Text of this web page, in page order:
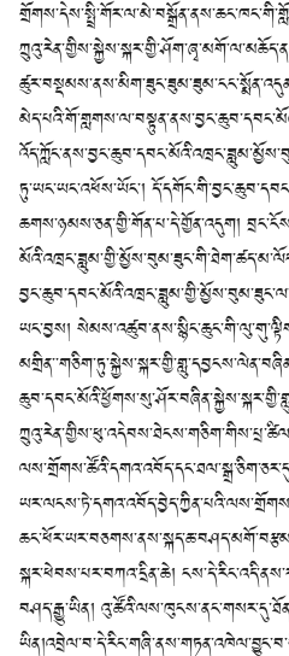
ཏུ་ཡང་ཡང་འཕོས་ཡོང་།
ཆགས་ཉམས་ཅན་གྱི་གོན་པ་དེ་གྱོན་འདུག།
ཡང་བྱས།
སྐར་ཕེབས་པར་བཀའ་དྲིན་ཆེ།
བཤད་རྒྱུ་ཡིན།